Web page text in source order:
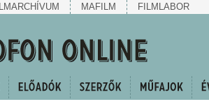
MAFILM FILMLABOR